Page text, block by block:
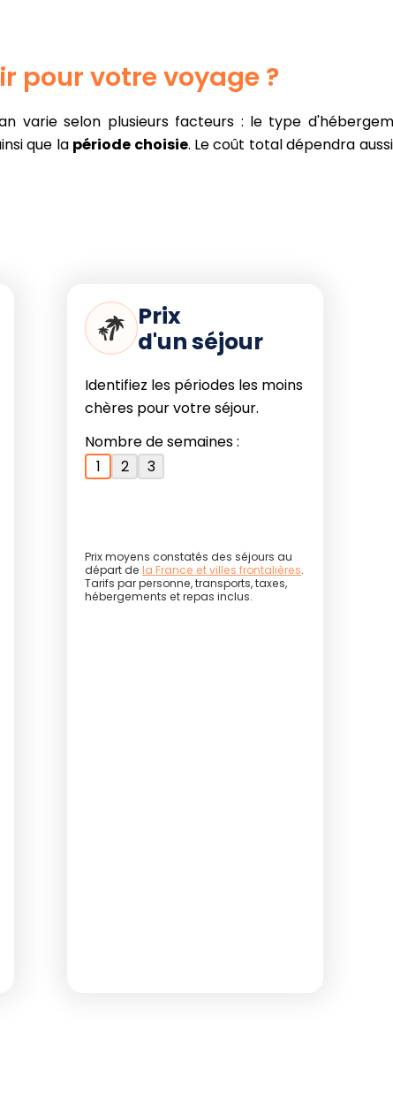
de la saison estivale.
n'héberge pas de récifs tropicaux
de mai à octobre est de loin la
du Liban en plongée sous-marine.
locale, privilégiez l'été libanais, de
aventuriers équipés, quelques
de l'année, mais les conditions
En termes de sécurité, il est
pour votre voyage ?
varie selon plusieurs facteurs : le type
que la période choisie. Le coût total dépendra
Prix
d'un séjour
Identifiez les périodes les moins
chères pour votre séjour.
Nombre de semaines :
1
2 3
Prix moyens constatés des séjours au
départ de la France et villes frontalières.
Tarifs par personne, transports, taxes,
hébergements et repas inclus.